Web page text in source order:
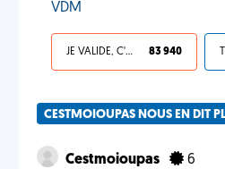
VDM
JE VALIDE, C'EST UNE VDM 83 940
CESTMOIOUPAS NOUS EN DIT
Cestmoioupas 6